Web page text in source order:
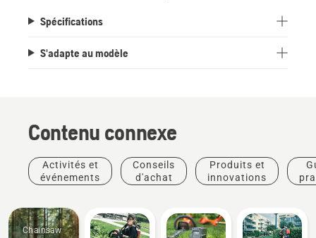
Spécifications
S'adapte au modèle
Contenu connexe
Activités et
événements
Conseils
d'achat
Produits et
innovations
Chainsaw